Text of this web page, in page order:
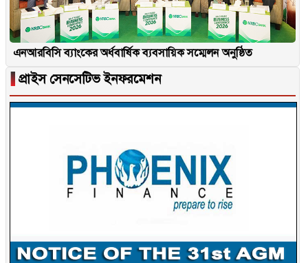
এনআরবিসি ব্যাংকের অর্ধবার্ষিক ব্যবসায়িক সম্মেলন অনুষ্ঠিত
▐ প্রাইস সেনসেটিভ ইনফরমেশন